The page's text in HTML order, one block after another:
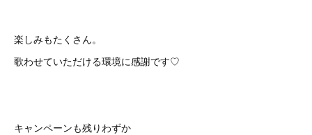
楽しみもたくさん。
歌わせていただける環境に感謝です♡
キャンペーンも残りわずか